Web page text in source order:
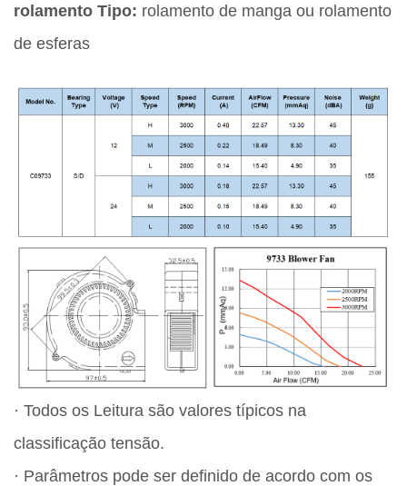
rolamento Tipo: rolamento de manga ou rolamento
de esferas
· Todos os Leitura são valores típicos na
classificação tensão.
· Parâmetros pode ser definido de acordo com os